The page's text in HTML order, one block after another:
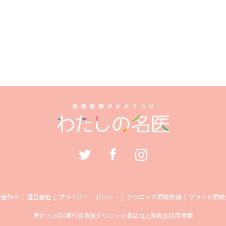
わせ 運営会社 プライバシーポリシー クリニック掲載依頼 ブランド掲
売れコスDX実行委員長クリニック収益向上委員会採用情報